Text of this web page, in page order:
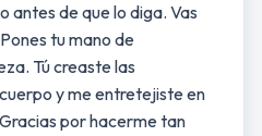
antes de que lo diga. Vas
tu mano de
Tú creaste las
y me entretejiste en
por hacerme tan